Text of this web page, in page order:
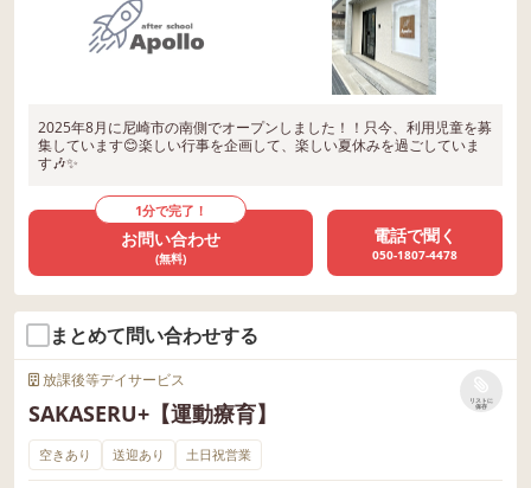
2025年8月に尼崎市の南側でオープンしました！！只今、利用児童を募
集しています😊楽しい行事を企画して、楽しい夏休みを過ごしていま
す🎶✨
1分で完了！
お問い合わせ
(無料)
電話で聞く
050-1807-4478
まとめて問い合わせする
放課後等デイサービス
SAKASERU+【運動療育】
リストに
保存
空きあり 送迎あり 土日祝営業